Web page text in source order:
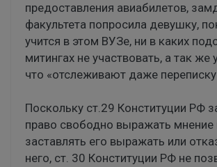
предоставления авиабилетов,
факультета попросила девушку,
учится в этом ВУЗе, ни в каких
митингах не участвовать, а так же
что «отслеживают даже переписку
Поскольку ст.29 Конституции РФ
право свободно выражать мнение
заставлять его выражать или
него, ст. 30 Конституции РФ не